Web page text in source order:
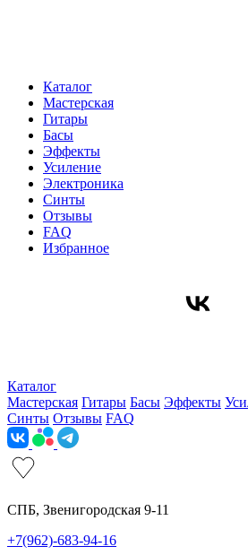
Каталог
Мастерская
Гитары
Басы
Эффекты
Усиление
Электроника
Синты
Отзывы
FAQ
Избранное
Каталог
Мастерская Гитары Басы Эффекты
Синты Отзывы FAQ
СПБ, Звенигородская 9-11
+7(962)-683-94-16